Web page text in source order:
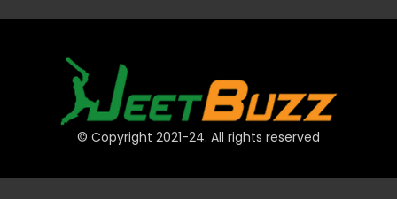
© Copyright 2021-24. All rights reserved